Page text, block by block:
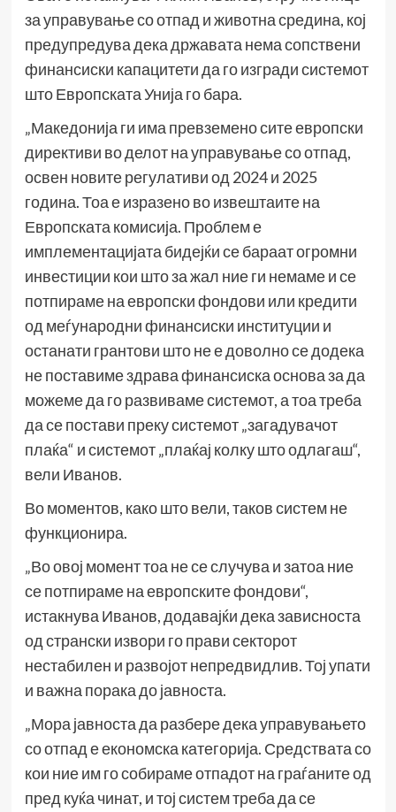
за управување со отпад и животна средина, кој
предупредува дека државата нема сопствени
финансиски капацитети да го изгради системот
што Европската Унија го бара.
„Македонија ги има превземено сите европски
директиви во делот на управување со отпад,
освен новите регулативи од 2024 и 2025
година. Тоа е изразено во извештаите на
Европската комисија. Проблем е
имплементацијата бидејќи се бараат огромни
инвестиции кои што за жал ние ги немаме и се
потпираме на европски фондови или кредити
од меѓународни финансиски институции и
останати грантови што не е доволно се додека
не поставиме здрава финансиска основа за да
можеме да го развиваме системот, а тоа треба
да се постави преку системот „загадувачот
плаќа“ и системот „плаќај колку што одлагаш“,
вели Иванов.
Во моментов, како што вели, таков систем не
функционира.
„Во овој момент тоа не се случува и затоа ние
се потпираме на европските фондови“,
истакнува Иванов, додавајќи дека зависноста
од странски извори го прави секторот
нестабилен и развојот непредвидлив. Тој упати
и важна порака до јавноста.
„Мора јавноста да разбере дека управувањето
со отпад е економска категорија. Средствата со
кои ние им го собираме отпадот на граѓаните од
пред куќа чинат, и тој систем треба да се